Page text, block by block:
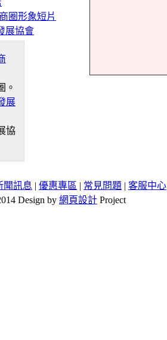
。
協
聞訊息 | 優惠專區 | 常見問題 | 客服中心
Design by 網頁設計 Project